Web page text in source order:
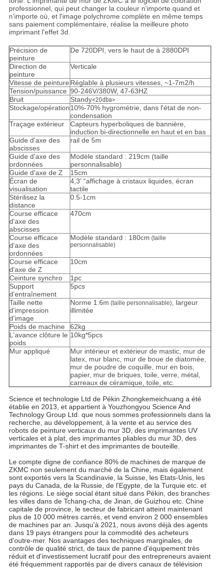
professionnel, qui peut changer la couleur n'importe quand et
n'importe où, et l'image polychrome complète en même temps
sans paiement complémentaire, réalise la meilleure photo
imprimant l'effet 3d.
Précision de
peinture
De 720DPI, vers le haut de à 2880DPI
Direction de
peinture
Verticale
Vitesse de peinture Réglable à plusieurs vitesses, ~1-7m2/h
Tension/puissance 90-246V/380W, 47-63HZ
Bruit
Standy<20dba>
Stockage/opération10%-70% hygrométrie, dans l'état de non-
condensation
Traçage extérieur
Capteurs hyperboliques de bannière,
induction bi-directionnelle en haut et en bas
Guide d'axe des
abscisses
rail de 5m
Guide d'axe des
ordonnées
Modèle standard : 219cm (taille
personnalisable)
Guide d'axe de Z
15cm
Écran de
visualisation
4,3' “affichage à cristaux liquides, écran
tactile
Stérilisez la
distance
0.5-1cm
Course efficace
d'axe des
abscisses
470cm
Course efficace
d'axe des
ordonnées
Modèle standard : 180cm (taille
personnalisable)
Course efficace
d'axe de Z
10cm
Ceinture synchro
1pc
Support
d'entraînement
5pcs
Taille nette
d'impression
d'image
Norme 1.6m (taille personnalisable), largeur
illimitée
Poids de machine
62kg
L'avance clôture le
poids
10kg*5pcs
Mur appliqué
Mur intérieur et extérieur de mastic, mur de
latex, mur blanc, mur de boue de diatomée,
mur de poudre de coquille, mur en bois,
papier, mur de briques, toile, verre, métal,
carreaux de céramique, toile, etc.
Science et technologie Ltd de Pékin Zhongkemeichuang a été
établie en 2013, et appartient à Youzhongyou Science And
Technology Group Ltd. que nous sommes professionnels dans la
recherche, au développement, à la vente et au service des
robots de peinture verticaux du mur 3D, des imprimantes UV
verticales et à plat, des imprimantes pliables du mur 3D, des
imprimantes de T-shirt et des imprimantes de bouteille.
Le compte digne de confiance 80% de machines de marque de
ZKMC non seulement du marché de la Chine, mais également
sont exportés vers la Scandinavie, la Suisse, les Etats-Unis, les
pays du Canada, de la Russie, de l'Egypte, de la Turquie etc. et
les régions. Le siège social étant situé dans Pékin, des branches
les villes dans de Tchang-cha, de Jinan, de Guizhou etc. Chine
capitale de province, le secteur de fabricant atteint maintenant
plus de 10 000 mètres carrés, et vend environ 2 000 ensembles
de machines par an. Jusqu'à 2021, nous avons déjà des agents
dans 19 pays étrangers pour la commodité des acheteurs
d'outre-mer. Nos avantages des techniques marginales, de
contrôle de qualité strict, de taux de panne d'équipement très
réduit et d'investissement lucratif pour des entrepreneurs avaient
été fréquemment rapportés par de divers canaux de télévision